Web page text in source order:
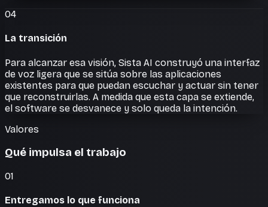
04
La transición
Para alcanzar esa visión, Sista AI construyó una interfaz
de voz ligera que se sitúa sobre las aplicaciones
existentes para que puedan escuchar y actuar sin tener
que reconstruirlas. A medida que esta capa se extiende,
el software se desvanece y solo queda la intención.
Valores
Qué impulsa el trabajo
01
Entregamos lo que funciona